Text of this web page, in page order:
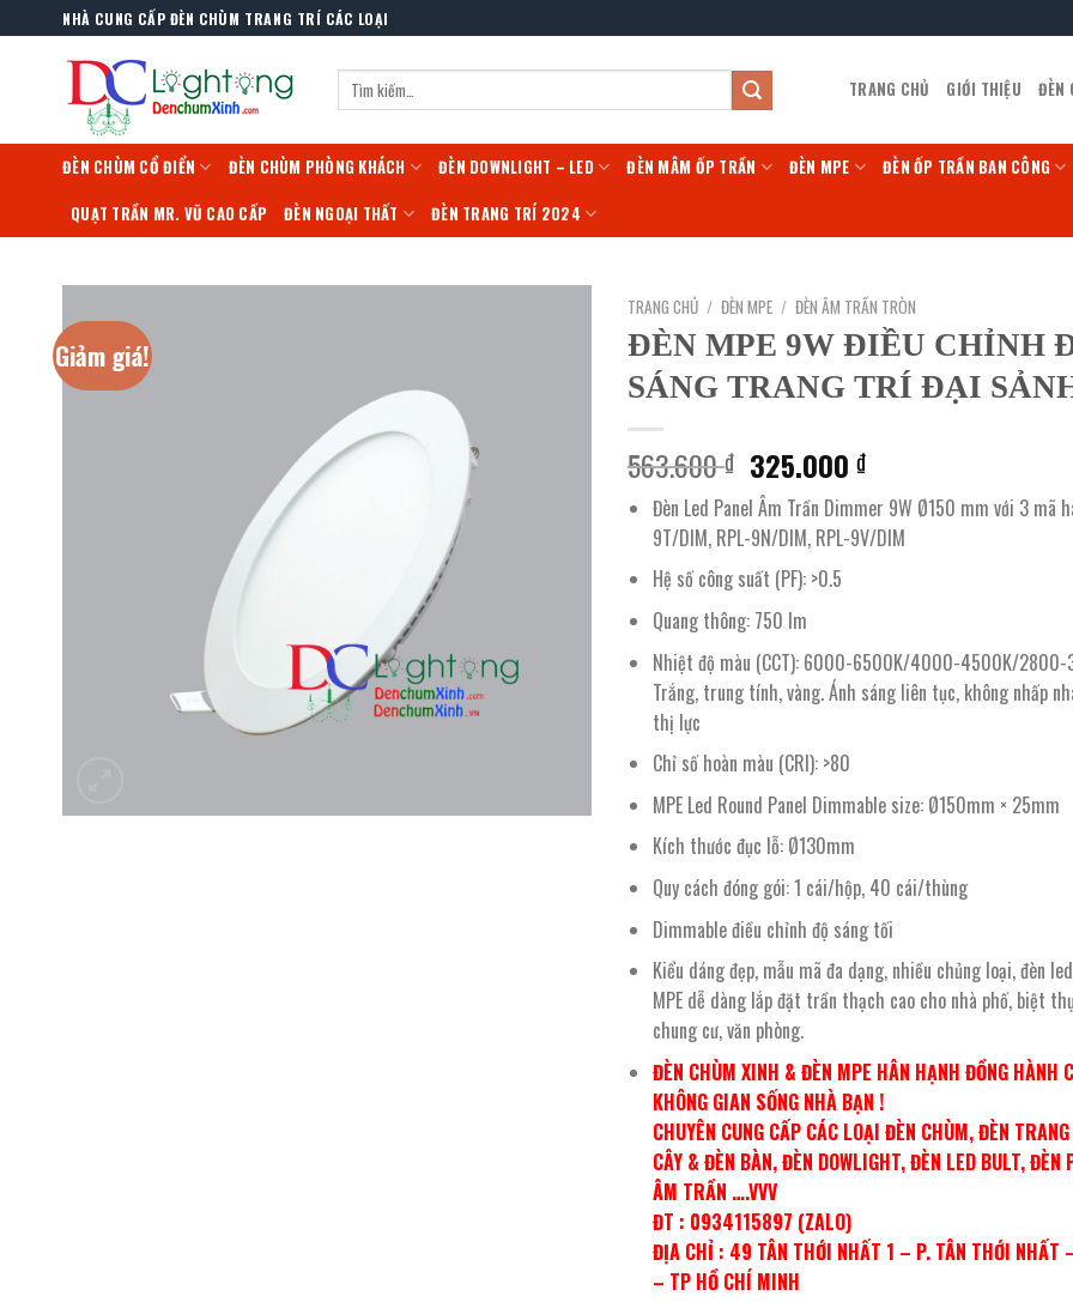
to
NHÀ CUNG CẤP ĐÈN CHÙM TRANG TRÍ CÁC LOẠI
Tìm
kiếm:
TRANG CHỦ GIỚI THIỆU ĐÈN
ĐÈN CHÙM CỔ ĐIỂN ĐÈN CHÙM PHÒNG KHÁCH ĐÈN DOWNLIGHT – LED ĐÈN MÂM ỐP TRẦN ĐÈN MPE ĐÈN ỐP TRẦN BAN CÔNG
QUẠT TRẦN MR. VŨ CAO CẤP ĐÈN NGOẠI THẤT ĐÈN TRANG TRÍ 2024
Giảm giá!
TRANG CHỦ / ĐÈN MPE / ĐÈN ÂM TRẦN TRÒN
ĐÈN MPE 9W ĐIỀU CHỈNH
SÁNG TRANG TRÍ ĐẠI
563.600₫ Giá
gốc
là:
563.600 ₫.
325.000₫Giá
hiện
tại
là:
Đèn Led Panel Âm Trần Dimmer 9W Ø150 mm với 3 mã
9T/DIM, RPL-9N/DIM, RPL-9V/DIM
Hệ số công suất (PF): >0.5
Quang thông: 750 lm
Nhiệt độ màu (CCT): 6000-6500K/4000-4500K/2800-
Trắng, trung tính, vàng. Ánh sáng liên tục, không nhấp
thị lực
Chỉ số hoàn màu (CRI): >80
MPE Led Round Panel Dimmable size: Ø150mm × 25mm
Kích thước đục lỗ: Ø130mm
Quy cách đóng gói: 1 cái/hộp, 40 cái/thùng
Dimmable điều chỉnh độ sáng tối
Kiểu dáng đẹp, mẫu mã đa dạng, nhiều chủng loại, đèn
MPE dễ dàng lắp đặt trần thạch cao cho nhà phố, biệt
chung cư, văn phòng.
ĐÈN CHÙM XINH & ĐÈN MPE HÂN HẠNH ĐỒNG HÀNH
KHÔNG GIAN SỐNG NHÀ BẠN !
CHUYÊN CUNG CẤP CÁC LOẠI ĐÈN CHÙM, ĐÈN
CÂY & ĐÈN BÀN, ĐÈN DOWLIGHT, ĐÈN LED BULT, ĐÈN
ÂM TRẦN ….VVV
ĐT : 0934115897 (ZALO)
ĐỊA CHỈ : 49 TÂN THỚI NHẤT 1 – P. TÂN THỚI NHẤT
– TP HỒ CHÍ MINH